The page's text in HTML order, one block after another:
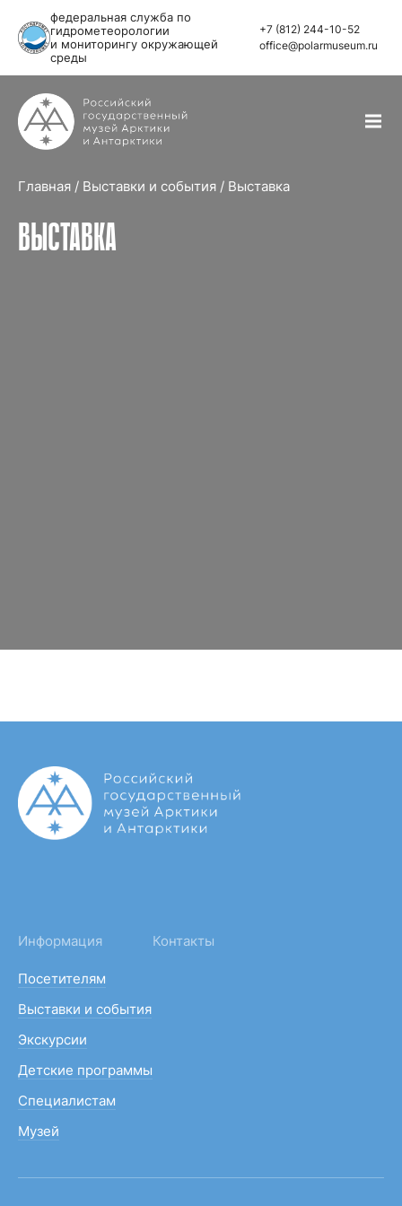
федеральная служба по
гидрометеорологии
и мониторингу окружающей
среды
+7 (812) 244-10-52
office@polarmuseum.ru
Главная / Выставки и события / Выставка
ВЫСТАВКА
Информация
Посетителям
Выставки и события
Экскурсии
Детские программы
Специалистам
Музей
Контакты